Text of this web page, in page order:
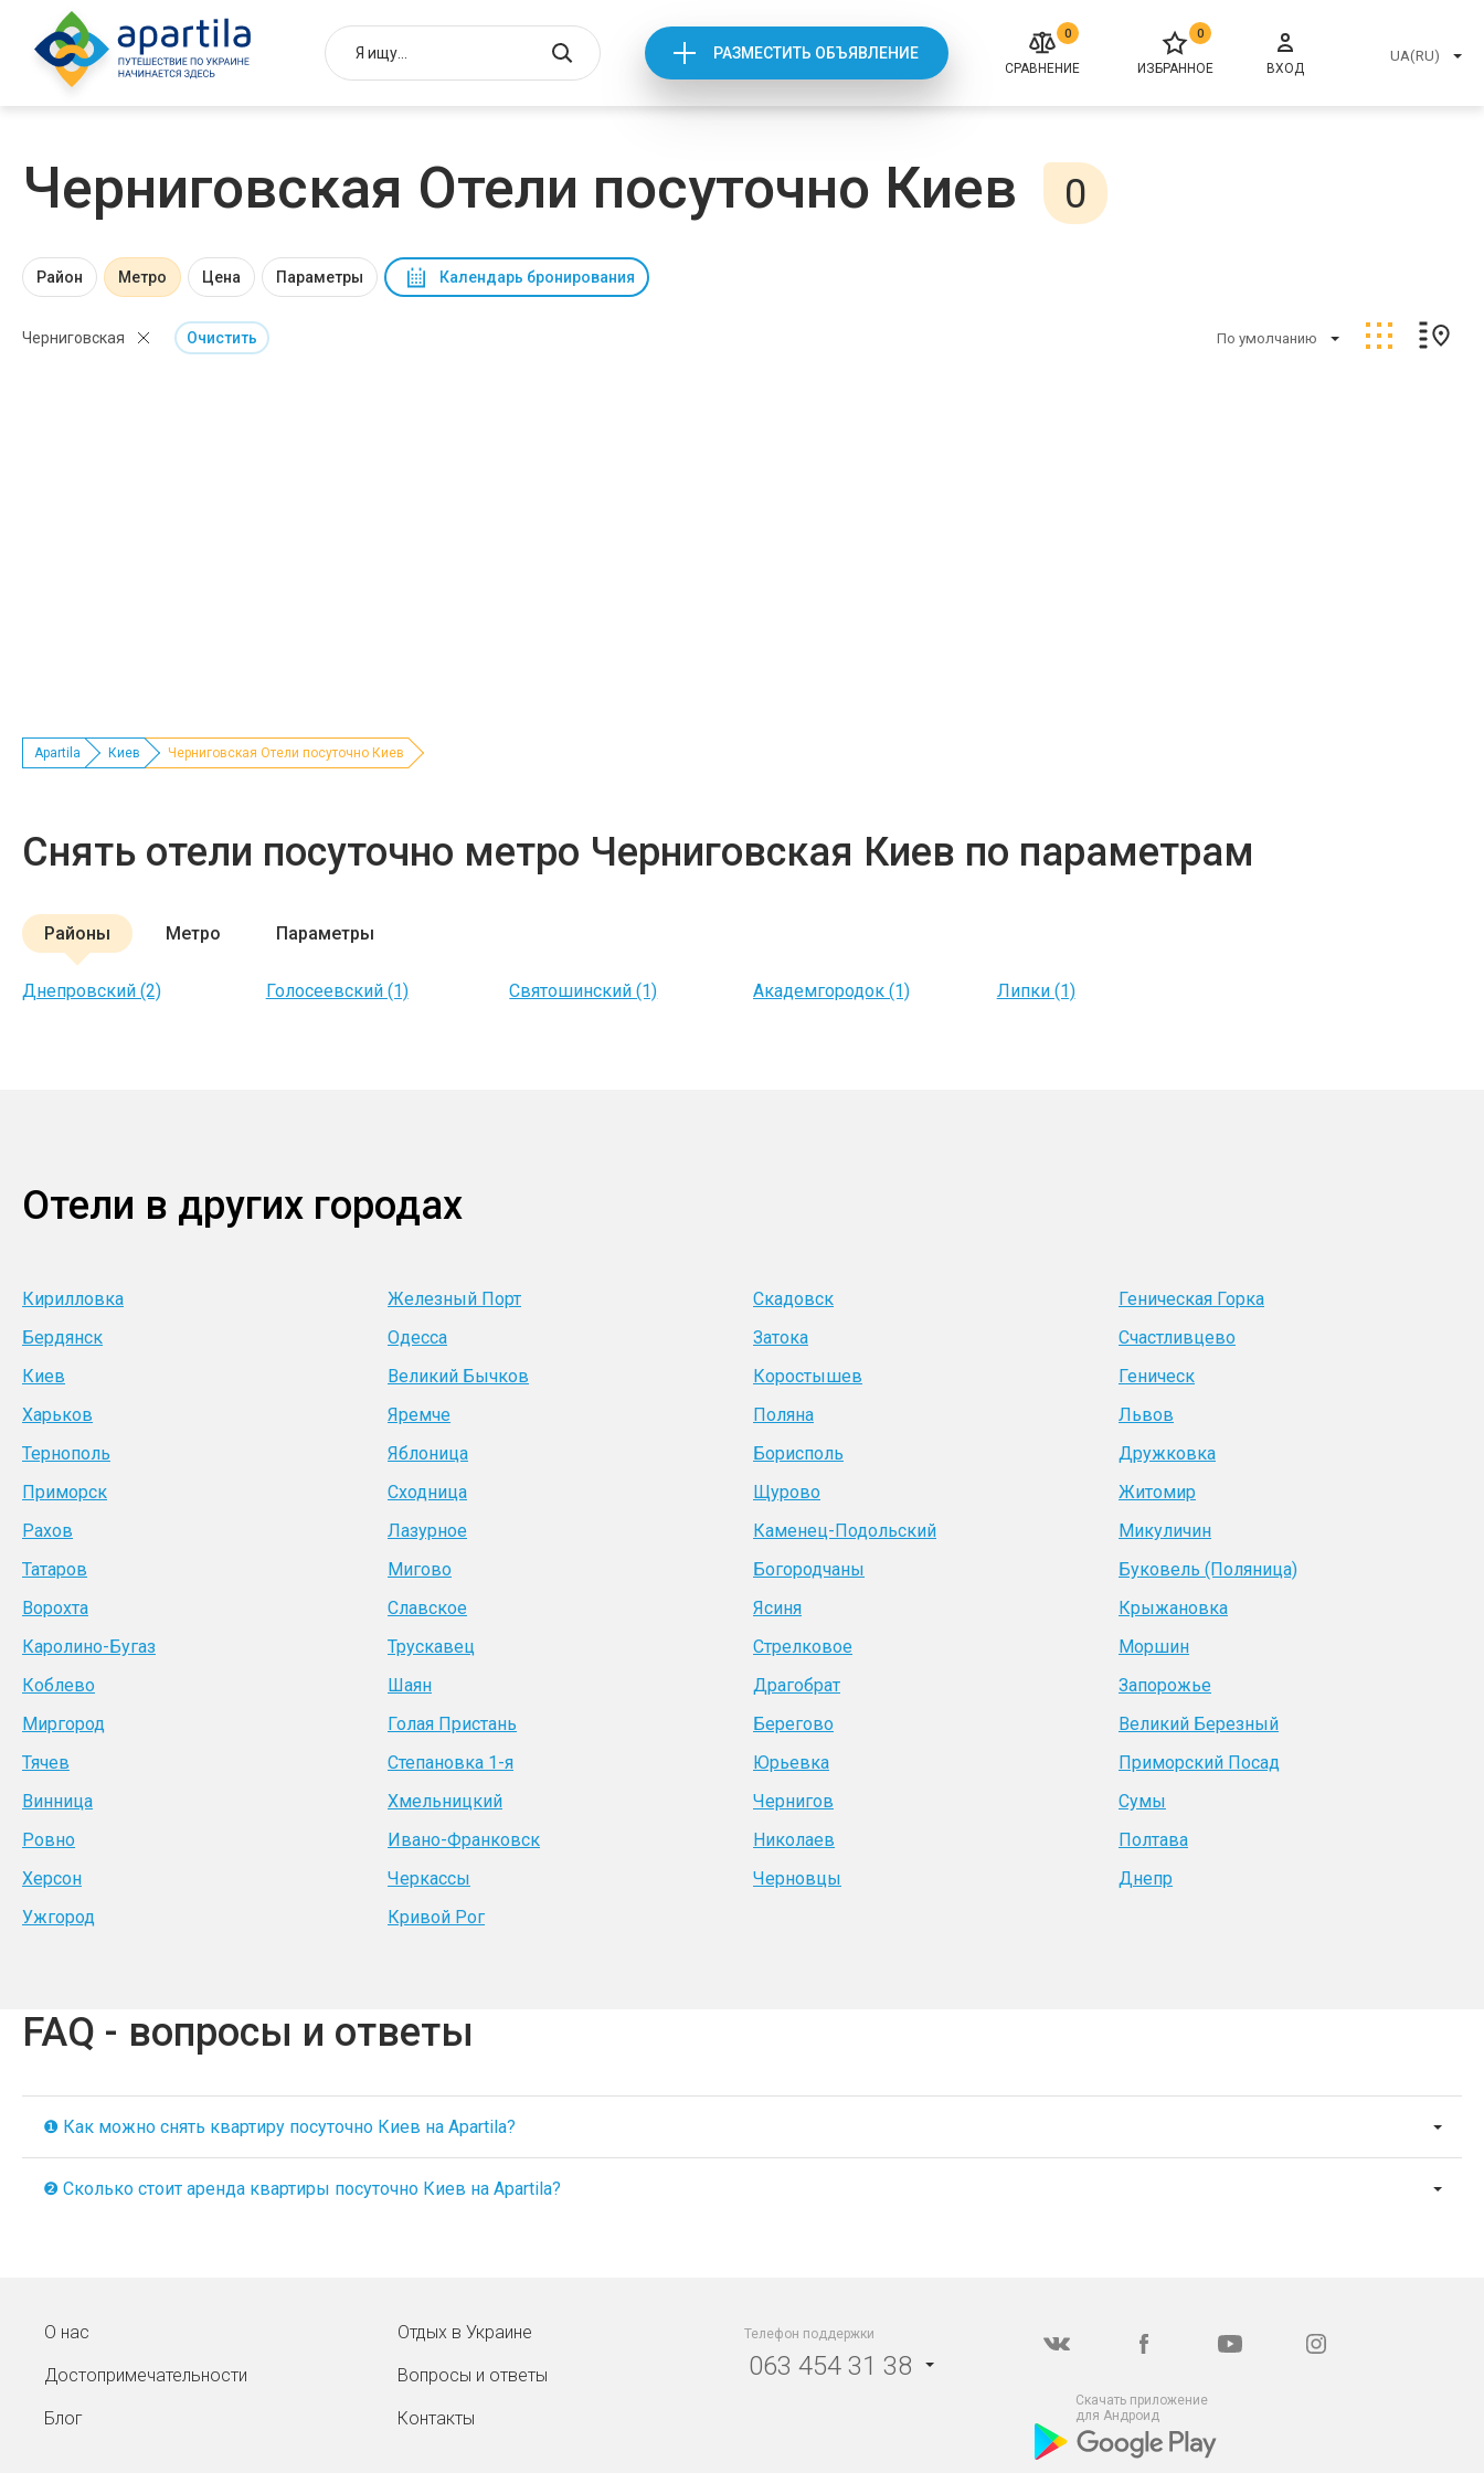
РАЗМЕСТИТЬ ОБЪЯВЛЕНИЕ
0
СРАВНЕНИЕ
0
ИЗБРАННОЕ ВХОД
UA(RU)
Черниговская Отели посуточно Киев 0
Район Метро Цена Параметры Календарь бронирования
Черниговская Очистить По умолчанию
Apartila Киев Черниговская Отели посуточно Киев
Снять отели посуточно метро Черниговская Киев по параметрам
Районы Метро Параметры
Днепровский (2) Голосеевский (1) Святошинский (1) Академгородок (1) Липки (1)
Отели в других городах
Кирилловка Железный Порт Скадовск
Геническая Горка
Бердянск
Одесса Затока
Счастливцево
Киев
Великий Бычков Коростышев
Геническ
Харьков
Яремче Поляна
Львов
Тернополь
Яблоница Борисполь
Дружковка
Приморск
Сходница Щурово
Житомир
Рахов
Лазурное Каменец-Подольский
Микуличин
Татаров
Мигово Богородчаны
Буковель (Поляница)
Ворохта
Славское Ясиня
Крыжановка
Каролино-Бугаз
Трускавец Стрелковое
Моршин
Коблево
Шаян Драгобрат
Запорожье
Миргород
Голая Пристань Берегово
Великий Березный
Тячев
Степановка 1-я Юрьевка
Приморский Посад
Винница
Хмельницкий Чернигов
Сумы
Ровно
Ивано-Франковск Николаев
Полтава
Херсон
Черкассы Черновцы
Днепр
Ужгород
Кривой Рог
FAQ - вопросы и ответы
❶ Как можно снять квартиру посуточно Киев на Apartila?
❷ Сколько стоит аренда квартиры посуточно Киев на Apartila?
О нас
Достопримечательности
Блог
Отдых в Украине
Вопросы и ответы
Контакты
Телефон поддержки
063 454 31 38
Скачать приложение
для Андроид